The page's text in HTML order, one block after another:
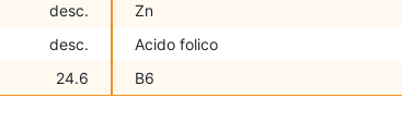
desc.
desc.
24.6
Zn
Acido folico
B6